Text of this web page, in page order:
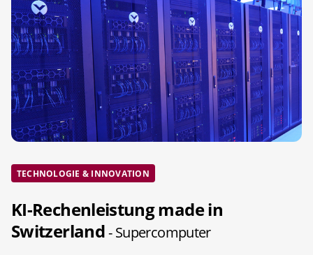
TECHNOLOGIE & INNOVATION
KI-Rechenleistung made in
Switzerland- Supercomputer